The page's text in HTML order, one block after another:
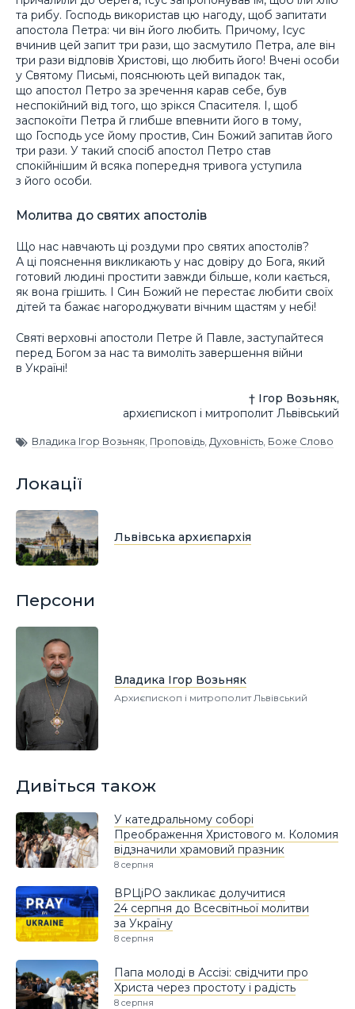
та рибу. Господь використав цю нагоду, щоб запитати
апостола Петра: чи він його любить. Причому, Ісус
вчинив цей запит три рази, що засмутило Петра, але він
три рази відповів Христові, що любить його! Вчені особи
у Святому Письмі, пояснюють цей випадок так,
що апостол Петро за зречення карав себе, був
неспокійний від того, що зрікся Спасителя. І, щоб
заспокоїти Петра й глибше впевнити його в тому,
що Господь усе йому простив, Син Божий запитав його
три рази. У такий спосіб апостол Петро став
спокійнішим й всяка попередня тривога уступила
з його особи.
Молитва до святих апостолів
Що нас навчають ці роздуми про святих апостолів?
А ці пояснення викликають у нас довіру до Бога, який
готовий людині простити завжди більше, коли кається,
як вона грішить. І Син Божий не перестає любити своїх
дітей та бажає нагороджувати вічним щастям у небі!
Святі верховні апостоли Петре й Павле, заступайтеся
перед Богом за нас та вимоліть завершення війни
в Україні!
† Ігор Возьняк,
архиєпископ і митрополит Львівський
Владика Ігор Возьняк, Проповідь, Духовність, Боже Слово
Локації
Львівська архиєпархія
Персони
Владика Ігор Возьняк
Архиєпископ і митрополит Львівський
Дивіться також
У катедральному соборі
Преображення Христового м. Коломия
відзначили храмовий празник
8 серпня
ВРЦіРО закликає долучитися
24 серпня до Всесвітньої молитви
за Україну
8 серпня
Папа молоді в Ассізі: свідчити про
Христа через простоту і радість
8 серпня